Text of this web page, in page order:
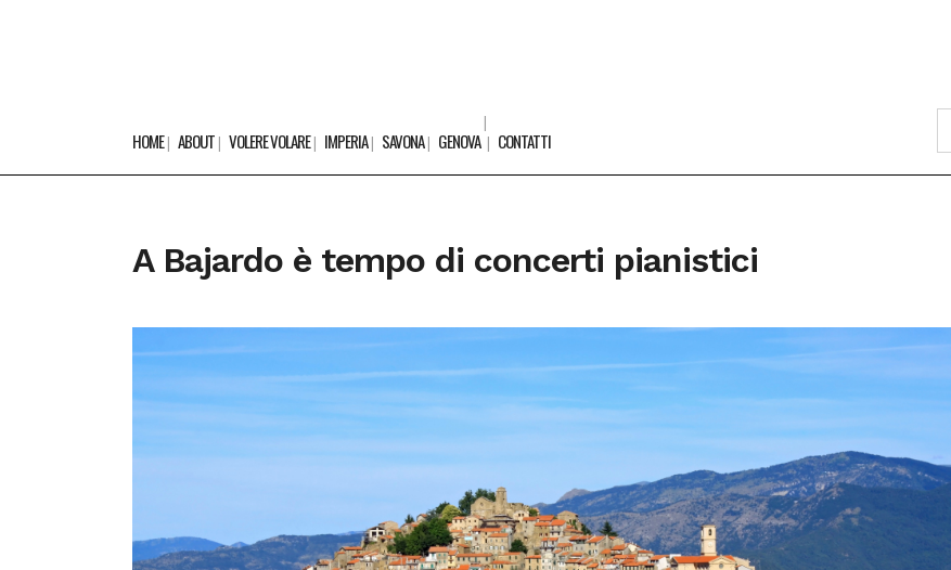
HOME ABOUT VOLERE VOLARE IMPERIA SAVONA GENOVA CONTATTI
A Bajardo è tempo di concerti pianistici